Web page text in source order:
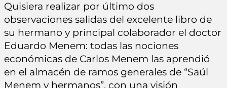
Quisiera realizar por último dos
observaciones salidas del excelente libro de
su hermano y principal colaborador el doctor
Eduardo Menem: todas las nociones
económicas de Carlos Menem las aprendió
en el almacén de ramos generales de “Saúl
Menem y hermanos”, con una visión